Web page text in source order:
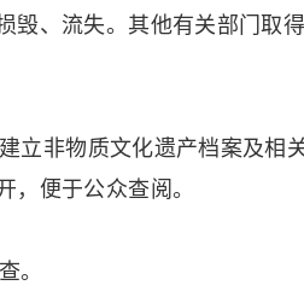
毁、流失。其他有关部门取
非物质文化遗产档案及相
，便于公众查阅。
。